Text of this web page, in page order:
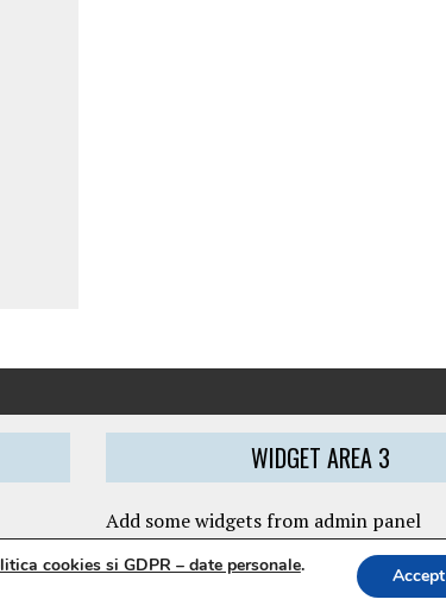
cookies si GDPR – date personale.
Accept
WIDGET AREA 3
Add some widgets from admin panel